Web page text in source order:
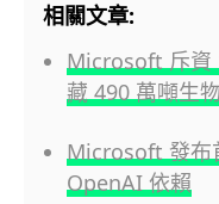
相關文章:
Microsoft 斥資
藏 490 萬噸生
Microsoft 發布
OpenAI 依賴